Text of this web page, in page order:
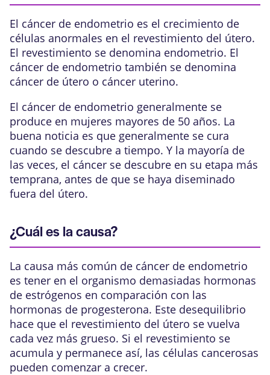
El cáncer de endometrio es el crecimiento de
células anormales en el revestimiento del útero.
El revestimiento se denomina endometrio. El
cáncer de endometrio también se denomina
cáncer de útero o cáncer uterino.
El cáncer de endometrio generalmente se
produce en mujeres mayores de 50 años. La
buena noticia es que generalmente se cura
cuando se descubre a tiempo. Y la mayoría de
las veces, el cáncer se descubre en su etapa más
temprana, antes de que se haya diseminado
fuera del útero.
¿Cuál es la causa?
La causa más común de cáncer de endometrio
es tener en el organismo demasiadas hormonas
de estrógenos en comparación con las
hormonas de progesterona. Este desequilibrio
hace que el revestimiento del útero se vuelva
cada vez más grueso. Si el revestimiento se
acumula y permanece así, las células cancerosas
pueden comenzar a crecer.